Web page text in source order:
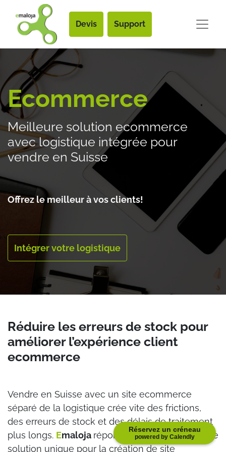
Réservez un créneau
powered by Calendly
Devis Support
Ecommerce
Meilleure solution ecommerce
avec logistique intégrée pour
vendre en Suisse
Offrez le meilleur à vos clients! ​
Intégrer votre logistique
Réduire les erreurs de stock pour
améliorer l’expérience client
ecommerce
Vendre en Suisse avec un site ecommerce
séparé de la logistique crée vite des frictions,
des erreurs de stock et des délais de traitement
plus longs. Emaloja répond à ce besoin avec une
solution unique pour la création de site